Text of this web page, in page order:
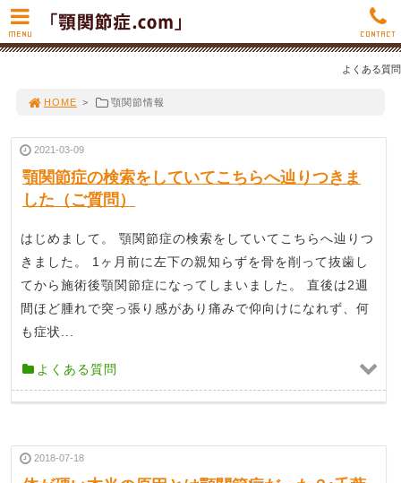
よくある質問
HOME > 顎関節情報
2021-03-09
顎関節症の検索をしていてこちらへ辿りつきま
した（ご質問）
はじめまして。 顎関節症の検索をしていてこちらへ辿りつ
きました。 1ヶ月前に左下の親知らずを骨を削って抜歯し
てから施術後顎関節症になってしまいました。 直後は2週
間ほど腫れで突っ張り感があり痛みで仰向けになれず、何
も症状...
よくある質問
2018-07-18
MENU CONTACT